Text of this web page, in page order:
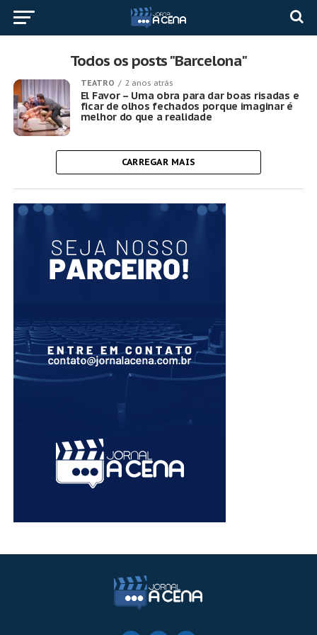
Todos os posts "Barcelona"
TEATRO 2 anos atrás
El Favor – Uma obra para dar boas risadas e
ficar de olhos fechados porque imaginar é
melhor do que a realidade
CARREGAR MAIS